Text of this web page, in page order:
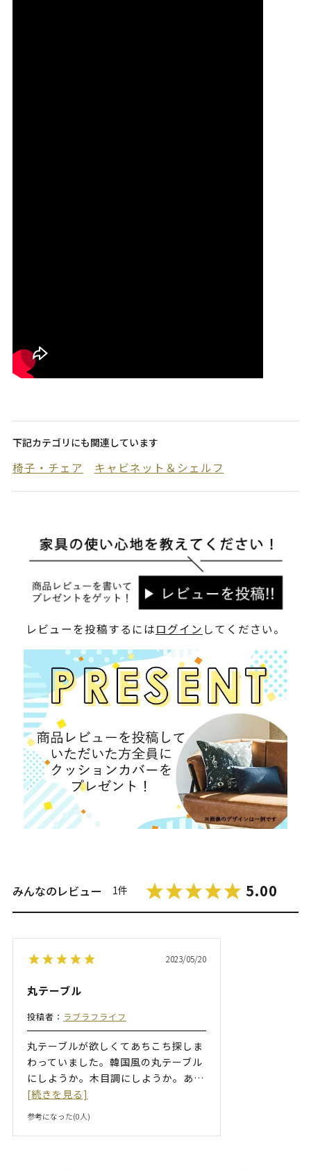
下記カテゴリにも関連しています
椅子・チェア キャビネット＆シェルフ
レビューを投稿するにはログイン してください。
みんなのレビュー 1件 5.00
2023/05/20
丸テーブル
投稿者： ラブラフライフ
丸テーブルが欲しくてあちこち探しま
わっていました。韓国風の丸テーブル
にしようか。木目調にしようか。あ…
[続きを見る]
参考になった(0人)